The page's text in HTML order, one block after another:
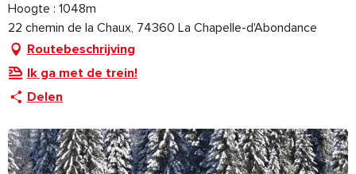
Hoogte : 1048m
22 chemin de la Chaux, 74360 La Chapelle-d'Abondance
Routebeschrijving
Ik ga met de trein!
Delen